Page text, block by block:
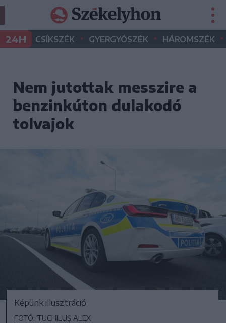
24H CSÍKSZÉK • GYERGYÓSZÉK • HÁROMSZÉK •
Nem jutottak messzire a
benzinkúton dulakodó
tolvajok
Képünk illusztráció
FOTÓ: TUCHILUȘ ALEX